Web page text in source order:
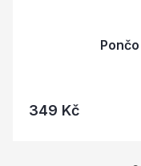
349 Kč